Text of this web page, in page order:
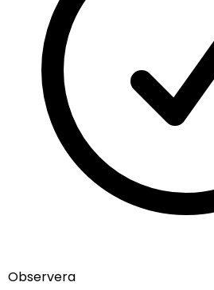
Observera
Om oss
Annonser
Börja sälja
Alla muminmuggar
Fazers Muminmugg
Muminkaraktärerna
Mumindagen
Limited edition Muminmuggar
Hem muggen